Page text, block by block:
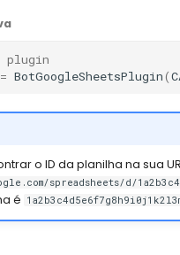
plugin
= BotGoogleSheetsPlugin(
o ID da planilha na sua
spreadsheets/d/
é